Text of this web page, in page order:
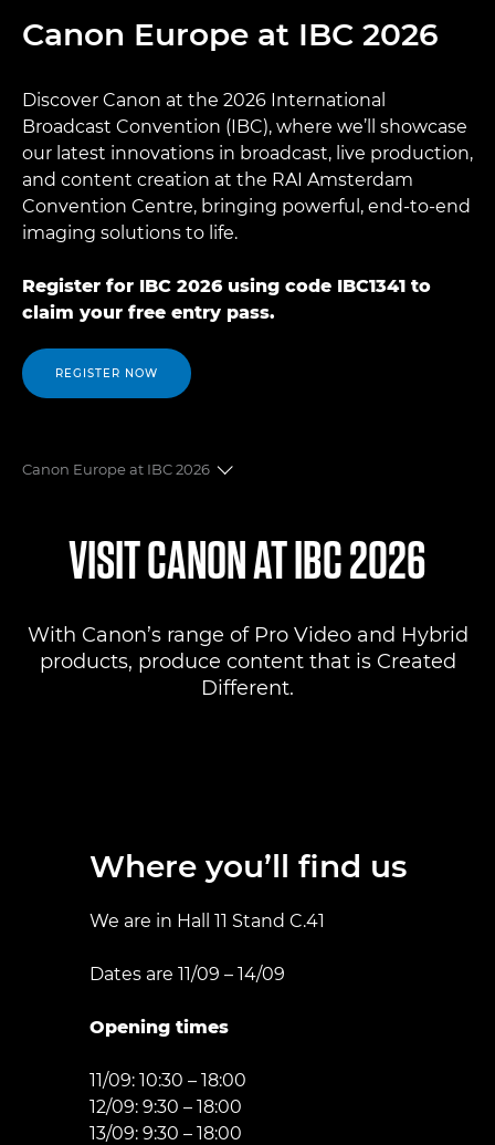
Canon Europe at IBC 2026
Discover Canon at the 2026 International
Broadcast Convention (IBC), where we’ll showcase
our latest innovations in broadcast, live production,
and content creation at the RAI Amsterdam
Convention Centre, bringing powerful, end-to-end
imaging solutions to life.
Register for IBC 2026 using code IBC1341 to
claim your free entry pass.
REGISTER NOW
Canon Europe at IBC 2026
Products
Pro AV Solutions
VISIT CANON AT IBC 2026
With Canon’s range of Pro Video and Hybrid
products, produce content that is Created
Different.
Where you’ll find us
We are in Hall 11 Stand C.41
Dates are 11/09 – 14/09
Opening times
11/09: 10:30 – 18:00
12/09: 9:30 – 18:00
13/09: 9:30 – 18:00